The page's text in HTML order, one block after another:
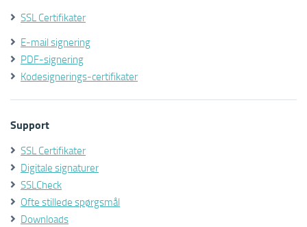
SSL Certifikater
E-mail signering
PDF-signering
Kodesignerings-certifikater
Support
SSL Certifikater
Digitale signaturer
SSLCheck
Ofte stillede spørgsmål
Downloads